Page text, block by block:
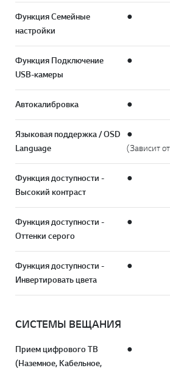
Функция Семейные
настройки
●
Функция Подключение
USB-камеры
●
Автокалибровка ●
Языковая поддержка / OSD
Language
●
(Зависит
Функция доступности -
Высокий контраст
●
Функция доступности -
Оттенки серого
●
Функция доступности -
Инвертировать цвета
●
СИСТЕМЫ ВЕЩАНИЯ
Прием цифрового ТВ
(Наземное, Кабельное,
●